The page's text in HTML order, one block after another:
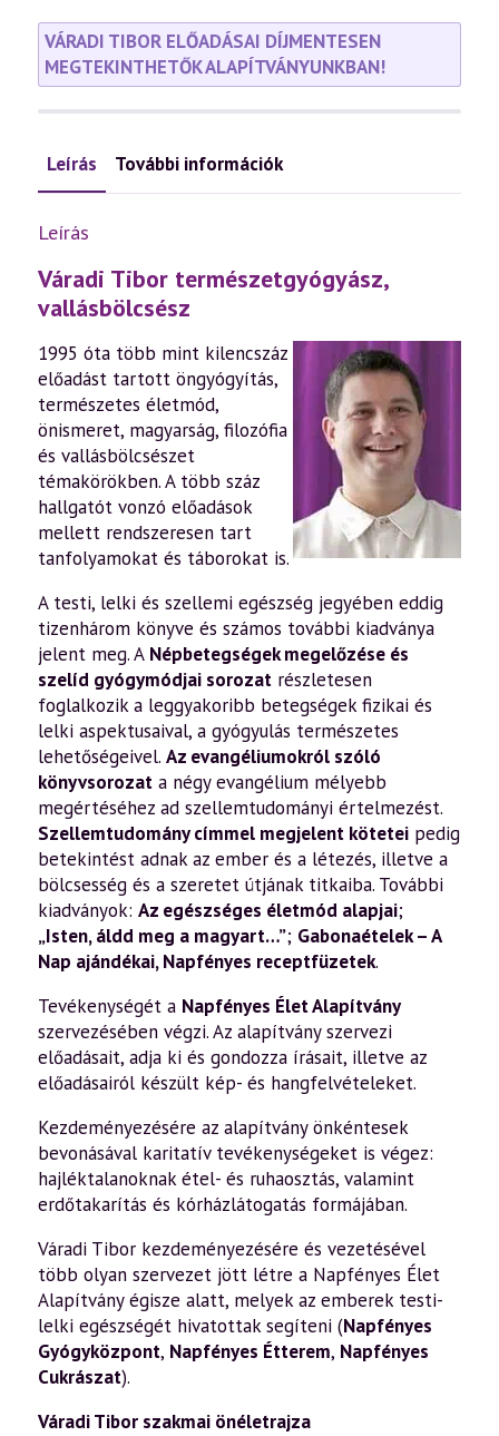
VÁRADI TIBOR ELŐADÁSAI DÍJMENTESEN
MEGTEKINTHETŐK ALAPÍTVÁNYUNKBAN!
Leírás További információk
Leírás
Váradi Tibor természetgyógyász,
vallásbölcsész
1995 óta több mint kilencszáz
előadást tartott öngyógyítás,
természetes életmód,
önismeret, magyarság, filozófia
és vallásbölcsészet
témakörökben. A több száz
hallgatót vonzó előadások
mellett rendszeresen tart
tanfolyamokat és táborokat is.
A testi, lelki és szellemi egészség jegyében eddig
tizenhárom könyve és számos további kiadványa
jelent meg. A Népbetegségek megelőzése és
szelíd gyógymódjai sorozat részletesen
foglalkozik a leggyakoribb betegségek fizikai és
lelki aspektusaival, a gyógyulás természetes
lehetőségeivel. Az evangéliumokról szóló
könyvsorozat a négy evangélium mélyebb
megértéséhez ad szellemtudományi értelmezést.
Szellemtudomány címmel megjelent kötetei pedig
betekintést adnak az ember és a létezés, illetve a
bölcsesség és a szeretet útjának titkaiba. További
kiadványok: Az egészséges életmód alapjai;
„Isten, áldd meg a magyart…”; Gabonaételek – A
Nap ajándékai,Napfényes receptfüzetek.
Tevékenységét a Napfényes Élet Alapítvány
szervezésében végzi. Az alapítvány szervezi
előadásait, adja ki és gondozza írásait, illetve az
előadásairól készült kép- és hangfelvételeket.
Kezdeményezésére az alapítvány önkéntesek
bevonásával karitatív tevékenységeket is végez:
hajléktalanoknak étel- és ruhaosztás, valamint
erdőtakarítás és kórházlátogatás formájában.
Váradi Tibor kezdeményezésére és vezetésével
több olyan szervezet jött létre a Napfényes Élet
Alapítvány égisze alatt, melyek az emberek testi-
lelki egészségét hivatottak segíteni (Napfényes
Gyógyközpont, Napfényes Étterem, Napfényes
Cukrászat).
Váradi Tibor szakmai önéletrajza